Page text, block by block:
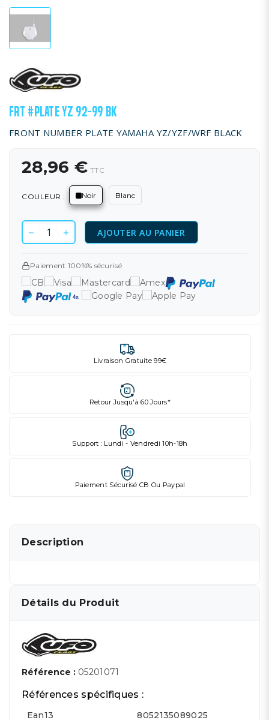
FRT #PLATE YZ 92-99 BK
FRONT NUMBER PLATE YAMAHA YZ/YZF/WRF BLACK
28,96 € TTC
COULEUR : Noir Blanc
AJOUTER AU PANIER
Paiement 100%% sécurisé
Livraison Gratuite 99€
Retour Jusqu'à 60 Jours*
Support : Lundi - Vendredi 10h-18h
Paiement Sécurisé CB Ou Paypal
Description
Détails du Produit
Référence : 05201071
Références spécifiques :
Ean13 8052135089025